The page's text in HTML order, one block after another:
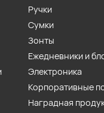
Ручки
Сумки
Зонты
Ежедневники и
Электроника
Корпоративные
Наградная